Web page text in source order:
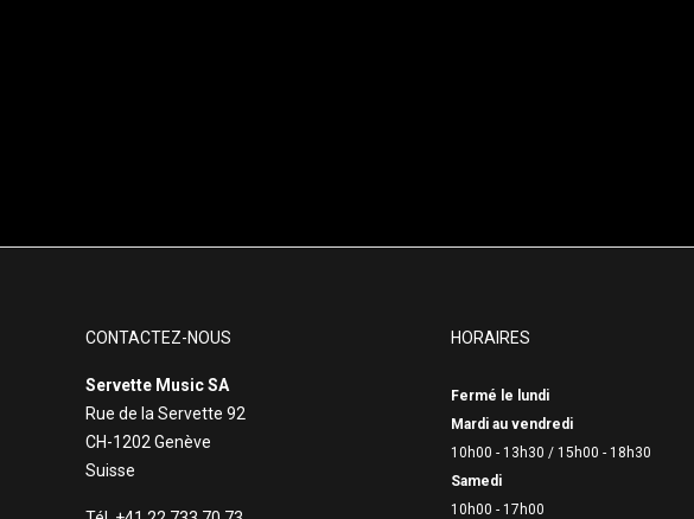
CONTACTEZ-NOUS
Servette Music SA
Rue de la Servette 92
CH-1202 Genève
Suisse
HORAIRES
Fermé le lundi
Mardi au vendredi
10h00 - 13h30 /15h00 - 18h30
Samedi
10h00 - 17h00